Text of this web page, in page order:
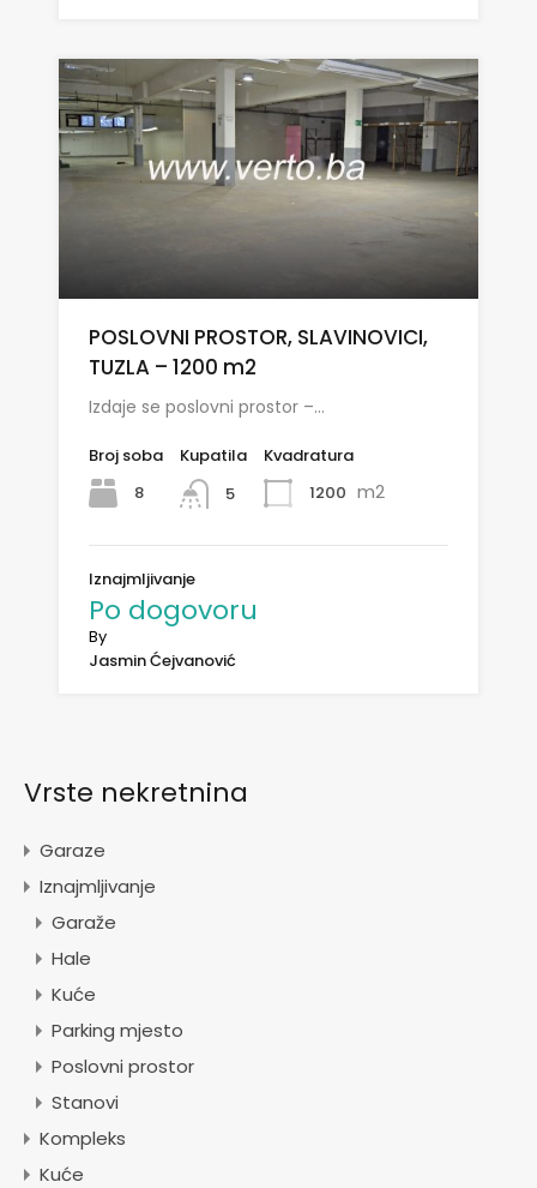
POSLOVNI PROSTOR, SLAVINOVICI,
TUZLA – 1200 m2
Izdaje se poslovni prostor –…
Broj soba
8
Kupatila
5
Kvadratura
1200 m2
Iznajmljivanje
Po dogovoru
By
Jasmin Ćejvanović
Vrste nekretnina
Garaze
Iznajmljivanje
Garaže
Hale
Kuće
Parking mjesto
Poslovni prostor
Stanovi
Kompleks
Kuće